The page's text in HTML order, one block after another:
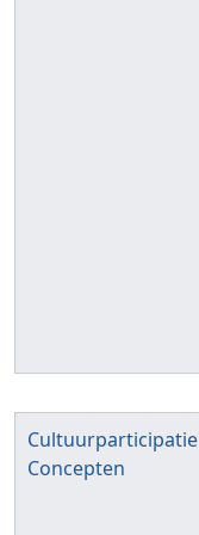
Cultuurparticipatie
Concepten